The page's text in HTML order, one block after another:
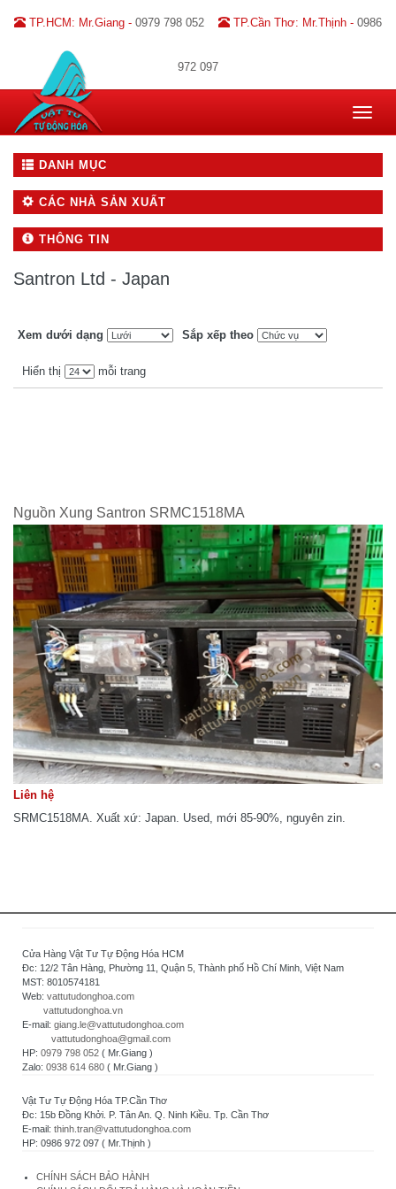
TP.HCM: Mr.Giang - 0979 798 052 TP.Cần Thơ: Mr.Thịnh - 0986
972 097
Toggle
DANH MỤC
CÁC NHÀ SẢN XUẤT
THÔNG TIN
Santron Ltd - Japan
Xem dưới dạng Sắp xếp theo
Hiển thị mỗi trang
Nguồn Xung Santron SRMC1518MA
Liên hệ
SRMC1518MA. Xuất xứ: Japan. Used, mới 85-90%, nguyên zin.
Cửa Hàng Vật Tư Tự Động Hóa HCM
Đc: 12/2 Tân Hàng, Phường 11, Quận 5, Thành phố Hồ Chí Minh, Việt Nam
MST: 8010574181
Web: vattutudonghoa.com
vattutudonghoa.vn
E-mail: giang.le@vattutudonghoa.com
vattutudonghoa@gmail.com
HP: 0979 798 052 ( Mr.Giang )
Zalo: 0938 614 680 ( Mr.Giang )
Vật Tư Tự Động Hóa TP.Cần Thơ
Đc: 15b Đồng Khởi. P. Tân An. Q. Ninh Kiều. Tp. Cần Thơ
E-mail: thinh.tran@vattutudonghoa.com
HP: 0986 972 097 ( Mr.Thịnh )
CHÍNH SÁCH BẢO HÀNH